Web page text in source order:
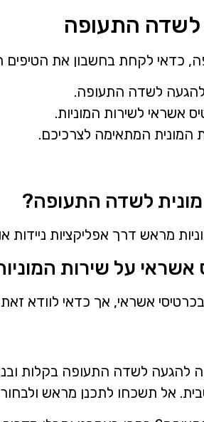
לשדה התעופה
כדאי לקחת בחשבון את הטיפים
לשדה התעופה.
אשראי לשירות המוניות.
המונית המתאימה לצרכיכם.
לשדה התעופה?
מראש דרך אפליקציות ניידות
על שירות
אשראי, אך כדאי
להגעה לשדה התעופה בקלות
אל תשכחו לתכנן מראש